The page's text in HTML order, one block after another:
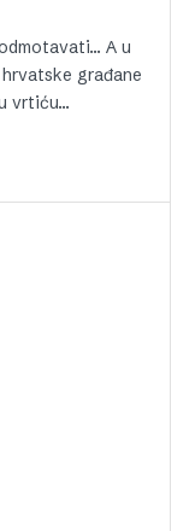
A u
građane
vrtiću…